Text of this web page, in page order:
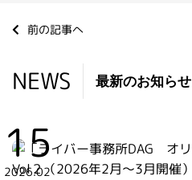
前の記事へ
NEWS 最新のお知らせ
15
2026.02